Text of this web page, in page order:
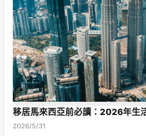
移居馬來西亞前必讀：2026年生
2026/5/31